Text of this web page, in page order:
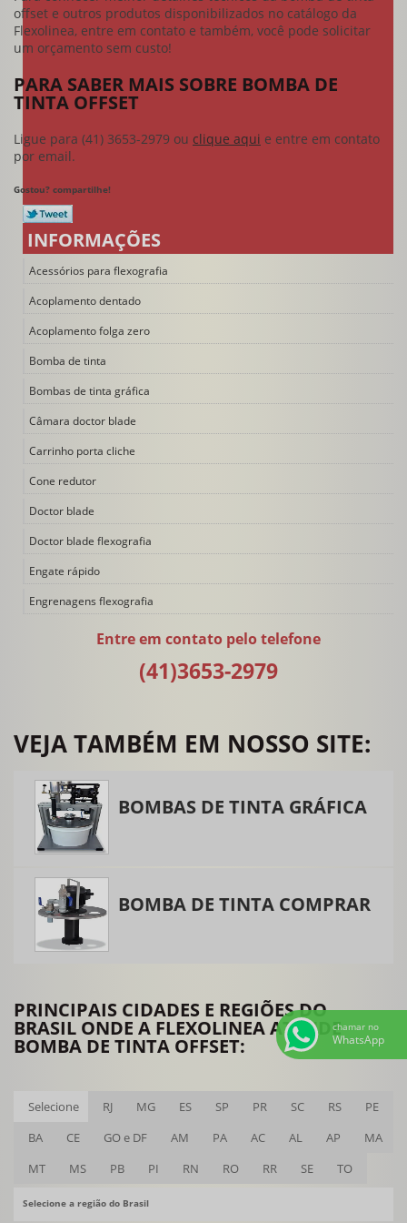
offset e outros produtos disponibilizados no catálogo da
Flexolinea, entre em contato e também, você pode solicitar
um orçamento sem custo!
PARA SABER MAIS SOBRE BOMBA DE
TINTA OFFSET
Ligue para (41) 3653-2979 ou clique aqui e entre em contato
por email.
Gostou? compartilhe!
INFORMAÇÕES
Acessórios para flexografia
Acoplamento dentado
Acoplamento folga zero
Bomba de tinta
Bombas de tinta gráfica
Câmara doctor blade
Carrinho porta cliche
Cone redutor
Doctor blade
Doctor blade flexografia
Engate rápido
Engrenagens flexografia
Impressora flexográfica
Impressora flexográfica 8 cores
Impressora flexográfica duas cores
Impressora flexográfica tambor central
Lâmina doctor blade
Lavadora de anilox laser
Modernização de impressora flexográfica
Peças para flexografia
Retifica de tambor central
Sistema de desbobinamento
Sistema doctor blade
Vedações para doctor blade
Entre em contato pelo telefone
(41)3653-2979
VEJA TAMBÉM EM NOSSO SITE:
BOMBAS DE TINTA GRÁFICA
BOMBA DE TINTA COMPRAR
PRINCIPAIS CIDADES E REGIÕES DO
BRASIL ONDE A FLEXOLINEA ATENDE
BOMBA DE TINTA OFFSET:
Selecione RJ MG ES SP PR SC RS
PE
BA
CE GO e DF AM PA AC AL AP
MA
MT
MS PB PI RN RO RR SE TO
Selecione a região do Brasil
chamar no
WhatsApp